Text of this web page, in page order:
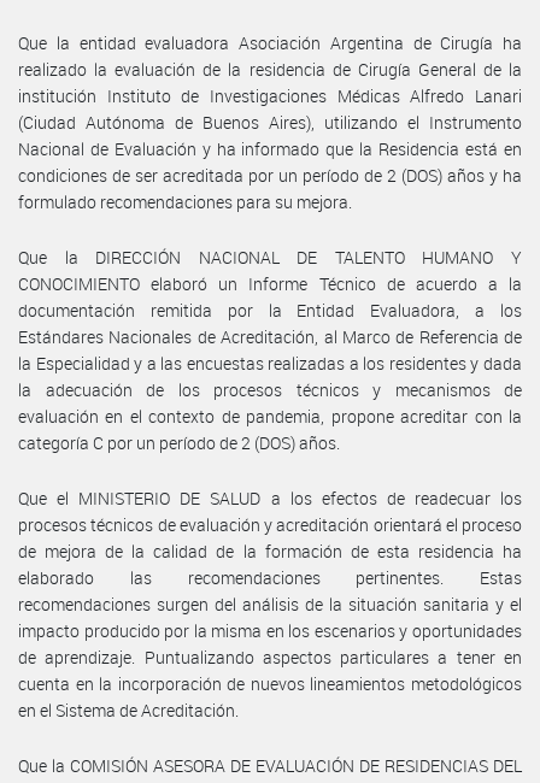
Que la entidad evaluadora Asociación Argentina de Cirugía ha
realizado la evaluación de la residencia de Cirugía General de la
institución Instituto de Investigaciones Médicas Alfredo Lanari
(Ciudad Autónoma de Buenos Aires), utilizando el Instrumento
Nacional de Evaluación y ha informado que la Residencia está en
condiciones de ser acreditada por un período de 2 (DOS) años y ha
formulado recomendaciones para su mejora.
Que la DIRECCIÓN NACIONAL DE TALENTO HUMANO Y
CONOCIMIENTO elaboró un Informe Técnico de acuerdo a la
documentación remitida por la Entidad Evaluadora, a los
Estándares Nacionales de Acreditación, al Marco de Referencia de
la Especialidad y a las encuestas realizadas a los residentes y dada
la adecuación de los procesos técnicos y mecanismos de
evaluación en el contexto de pandemia, propone acreditar con la
categoría C por un período de 2 (DOS) años.
Que el MINISTERIO DE SALUD a los efectos de readecuar los
procesos técnicos de evaluación y acreditación orientará el proceso
de mejora de la calidad de la formación de esta residencia ha
elaborado las recomendaciones pertinentes. Estas
recomendaciones surgen del análisis de la situación sanitaria y el
impacto producido por la misma en los escenarios y oportunidades
de aprendizaje. Puntualizando aspectos particulares a tener en
cuenta en la incorporación de nuevos lineamientos metodológicos
en el Sistema de Acreditación.
Que la COMISIÓN ASESORA DE EVALUACIÓN DE RESIDENCIAS DEL